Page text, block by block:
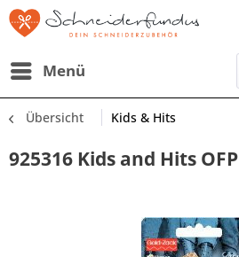
Menü
Übersicht Kids & Hits
925316 Kids and Hits OFP